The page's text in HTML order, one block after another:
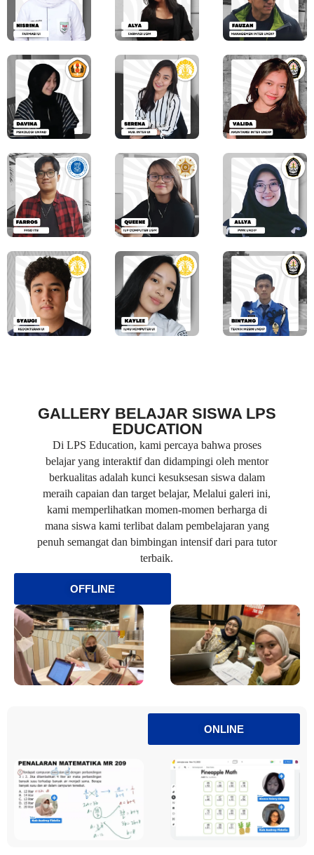
GALLERY BELAJAR SISWA LPS
EDUCATION
Di LPS Education, kami percaya bahwa proses
belajar yang interaktif dan didampingi oleh mentor
berkualitas adalah kunci kesuksesan siswa dalam
meraih capaian dan target belajar, Melalui galeri ini,
kami memperlihatkan momen-momen berharga di
mana siswa kami terlibat dalam pembelajaran yang
penuh semangat dan bimbingan intensif dari para tutor
terbaik.
OFFLINE
ONLINE